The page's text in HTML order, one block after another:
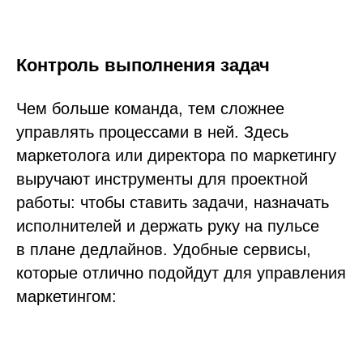
Контроль выполнения задач
Чем больше команда, тем сложнее
управлять процессами в ней. Здесь
маркетолога или директора по маркетингу
выручают инструменты для проектной
работы: чтобы ставить задачи, назначать
исполнителей и держать руку на пульсе
в плане дедлайнов. Удобные сервисы,
которые отлично подойдут для управления
маркетингом: